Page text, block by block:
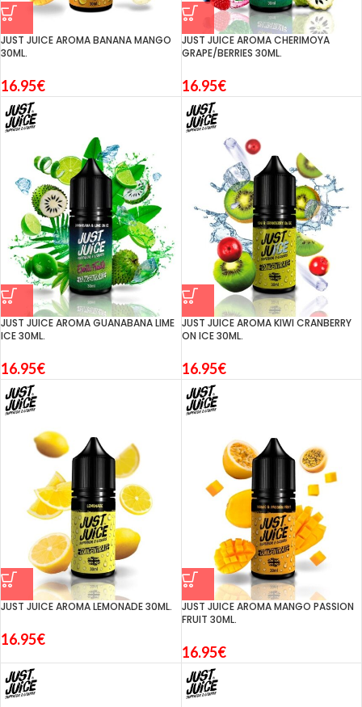
JUST JUICE AROMA BANANA MANGO
30ML.
16.95€
JUST JUICE AROMA CHERIMOYA
GRAPE/BERRIES 30ML.
16.95€
JUST JUICE AROMA GUANABANA LIME
ICE 30ML.
16.95€
JUST JUICE AROMA KIWI CRANBERRY
ON ICE 30ML.
16.95€
JUST JUICE AROMA LEMONADE 30ML.
16.95€
JUST JUICE AROMA MANGO PASSION
FRUIT 30ML.
16.95€